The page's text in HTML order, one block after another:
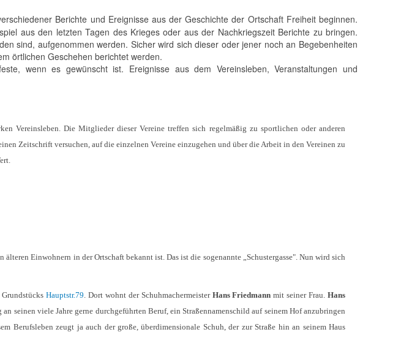
Berichte und Ereignisse aus der Geschichte der Ortschaft Freiheit beginnen.
aus den letzten Tagen des Krieges oder aus der Nachkriegszeit Berichte zu bringen.
sind, aufgenommen werden. Sicher wird sich dieser oder jener noch an Begebenheiten
örtlichen Geschehen berichtet werden.
wenn es gewünscht ist. Ereignisse aus dem Vereinsleben, Veranstaltungen und
Vereinsleben. Die Mitglieder dieser Vereine treffen sich regelmäßig zu sportlichen oder anderen
Zeitschrift versuchen, auf die einzelnen Vereine einzugehen und über die Arbeit in den Vereinen zu
Einwohnern in der Ortschaft bekannt ist. Das ist die sogenannte „Schustergasse". Nun wird sich
GrundstücksHauptstr.79. Dort wohnt der Schuhmachermeister Hans Friedmann mit seiner Frau.Hans
seinen viele Jahre gerne durchgeführten Beruf, ein Straßennamenschild auf seinem Hof anzubringen
Berufsleben zeugt ja auch der große, überdimensionale Schuh, der zur Straße hin an seinem Haus